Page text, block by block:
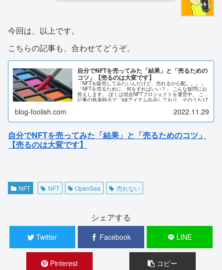
今回は、以上です。
こちらの記事も、合わせてどうぞ。
自分でNFTを売ってみた「結果」と「売るための
コツ」【売るのは大変です】
「NFTを販売してみたいんだけど、売れるか心配。。。」
「NFTを売るために、何をすればいい？」 こんな疑問にお
答えします。 ぼくは現在NFTプロジェクトを運営中。 この
記事の執筆時点で「68アイテム出品しており、そのうち17
blog-foolish.com 2022.11.29
自分でNFTを売ってみた「結果」と「売るためのコツ」
【売るのは大変です】
NFT NFT OpenSea 売れない
シェアする
Twitter Facebook LINE
Pinterest コピー